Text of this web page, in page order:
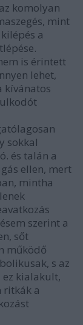
komolyan
mint
a
is érintett
lehet,
kívánatos
sokkal
és talán a
ellen, mert
mintha
szerint a
sőt
működő
s az
kialakult,
ritkák a